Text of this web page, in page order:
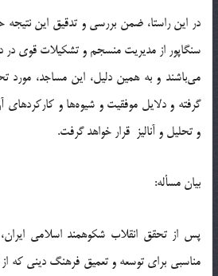
در اين راستا، ضمن بررسي و تدقيق اين
سنگاپور از مديريت منسجم و تشكيلات قوي در
مي‌باشند و به همين دليل، اين مساجد، مورد
گرفته و دلايل موفقيت و شيوه‌ها و كاركردهاي
و تحليل و آناليز قرار خواهد گرفت.
بيان مسأله:
پس از تحقق انقلاب شكوهمند اسلامى
مناسبى براى توسعه و تعميق فرهنگ دينى كه از